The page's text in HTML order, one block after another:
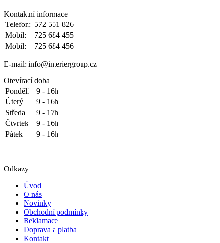
Kontaktní informace
Telefon: 572 551 826
Mobil:
725 684 455
Mobil:
725 684 456
E-mail: info@interiergroup.cz
Otevírací doba
Pondělí
9 - 16h
Úterý
9 - 16h
Středa
9 - 17h
Čtvrtek
9 - 16h
Pátek
9 - 16h
Odkazy
Úvod
O nás
Novinky
Obchodní podmínky
Reklamace
Doprava a platba
Kontakt